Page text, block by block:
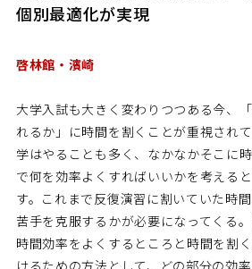
個別最適化が実現
啓林館・濱崎
大学入試も大きく変わりつつある今、
れるか」に時間を割くことが重視され
学はやることも多く、なかなかそこに
で何を効率よくすればいいかを考える
す。これまで反復演習に割いていた時
苦手を克服するかが必要になってくる。
時間効率をよくするところと時間を割
けるための方法として、どの部分の効